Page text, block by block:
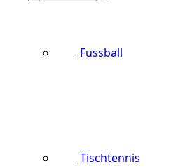
Fussball
Tischtennis